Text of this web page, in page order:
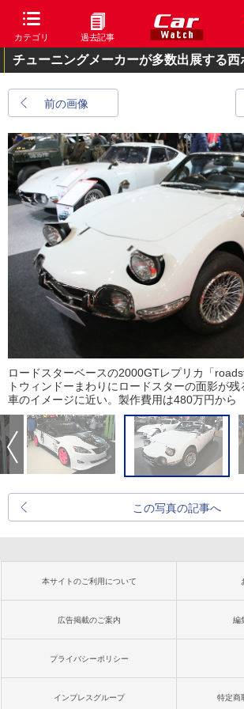
カテゴリ 過去記事
チューニングメーカーが多数出展する西
前の画像
ロードスターベースの2000GTレプリカ「
トウィンドーまわりにロードスターの面影が
車のイメージに近い。製作費用は480万円から
この写真の記事へ
本サイトのご利用について
広告掲載のご案内 編
プライバシーポリシー
インプレスグループ 特定商